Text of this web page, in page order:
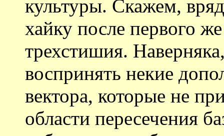
культуры. Скажем,
хайку после первого
трехстишия.
воспринять некие
вектора, которые не
области пересечения